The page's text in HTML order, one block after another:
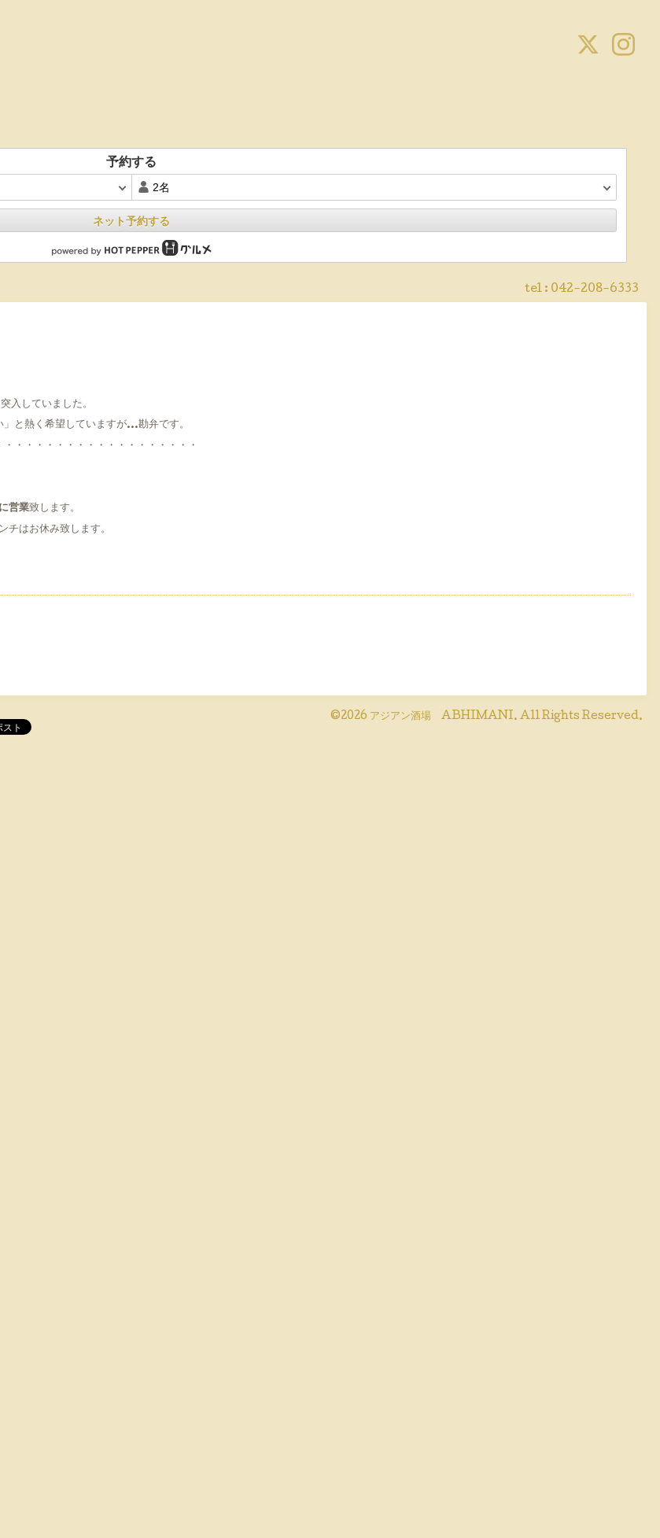
tel : 042-208-6333
予約する
ネット予約する
入していました。
と熱く希望していますが…勘弁です。
・・・・・・・・・・・・・・・・・・
営業致します。
チはお休み致します。
©2026 アジアン酒場 ABHIMANI. All Rights Reserved.